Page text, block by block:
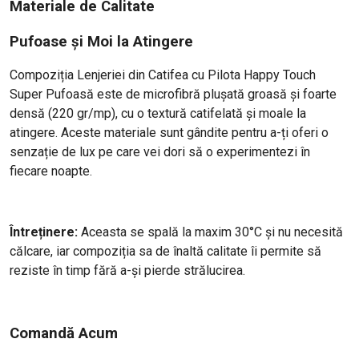
Materiale de Calitate
Pufoase și Moi la Atingere
Compoziția Lenjeriei din Catifea cu Pilota Happy Touch
Super Pufoasă este de microfibră plușată groasă și foarte
densă (220 gr/mp), cu o textură catifelată și moale la
atingere. Aceste materiale sunt gândite pentru a-ți oferi o
senzație de lux pe care vei dori să o experimentezi în
fiecare noapte.
Întreținere: Aceasta se spală la maxim 30°C și nu necesită
călcare, iar compoziția sa de înaltă calitate îi permite să
reziste în timp fără a-și pierde strălucirea.
Comandă Acum